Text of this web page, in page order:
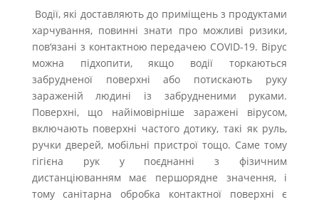
Водії, які доставляють до приміщень з продуктами
харчування, повинні знати про можливі ризики,
пов‘язані з контактною передачею COVID-19. Вірус
можна підхопити, якщо водії торкаються
забрудненої поверхні або потискають руку
зараженій людині із забрудненими руками.
Поверхні, що найімовірніше заражені вірусом,
включають поверхні частого дотику, такі як руль,
ручки дверей, мобільні пристрої тощо. Саме тому
гігієна рук у поєднанні з фізичним
дистанціюванням має першорядне значення, і
тому санітарна обробка контактної поверхні є